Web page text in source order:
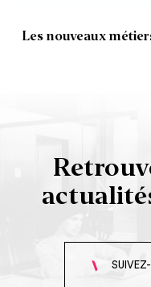
Les nouveaux